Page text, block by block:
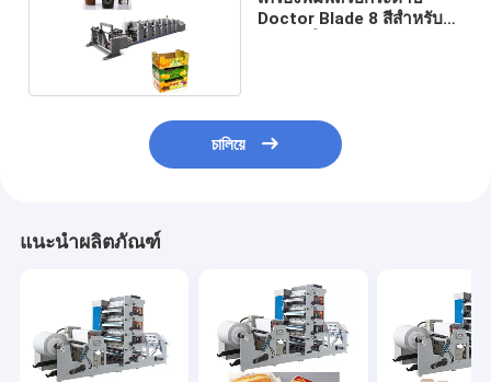
Doctor Blade 8 สีสำหรับ
চালিয়ে
แนะนำผลิตภัณฑ์